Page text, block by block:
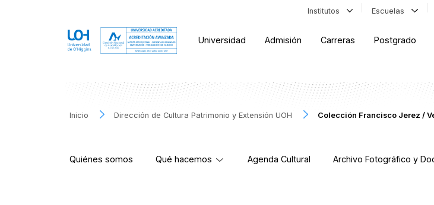
Institutos Escuelas
Universidad Admisión Carreras Postgrado
Inicio Dirección de Cultura Patrimonio y Extensión UOH Colección Francisco Jerez /
Quiénes somos Qué hacemos Agenda Cultural Archivo Fotográfico y